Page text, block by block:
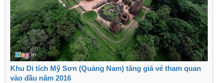
Khu Di tích Mỹ Sơn (Quảng Nam) tăng giá vé tham quan
vào đầu năm 2016